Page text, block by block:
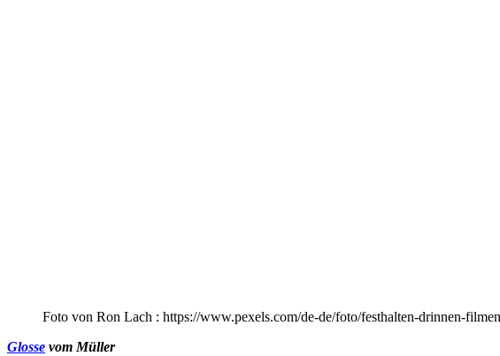
Foto von Ron Lach : https://www.pexels.com/de-de/foto/festhalten-drinnen-
Glosse vom Müller